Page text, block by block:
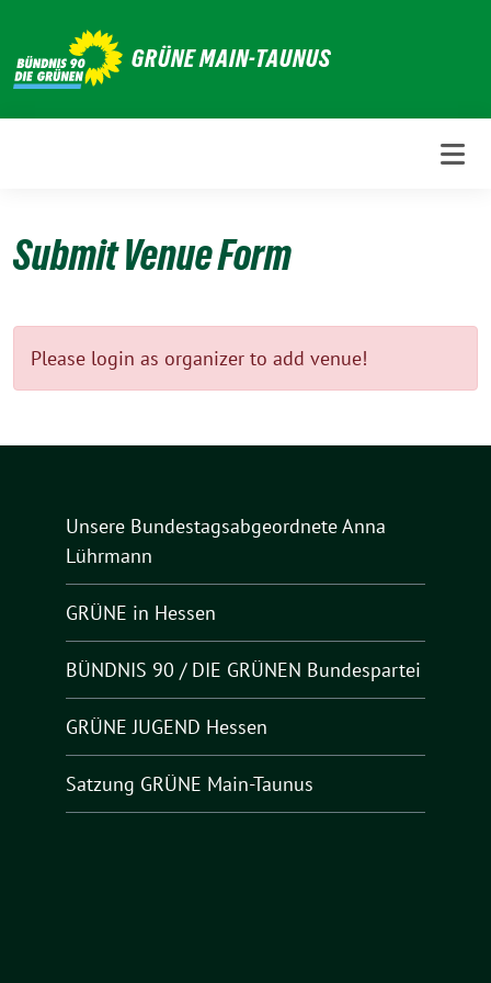
Inhalt
GRÜNE MAIN-TAUNUS
Submit Venue Form
Please login as organizer to add venue!
Unsere Bundestagsabgeordnete Anna
Lührmann
GRÜNE in Hessen
BÜNDNIS 90 / DIE GRÜNEN Bundespartei
GRÜNE JUGEND Hessen
Satzung GRÜNE Main-Taunus